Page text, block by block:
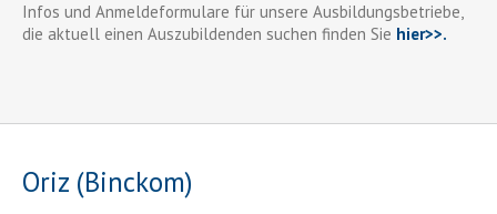
Infos und Anmeldeformulare für unsere Ausbildungsbetriebe,
die aktuell einen Auszubildenden suchen finden Sie hier>>.
Oriz (Binckom)